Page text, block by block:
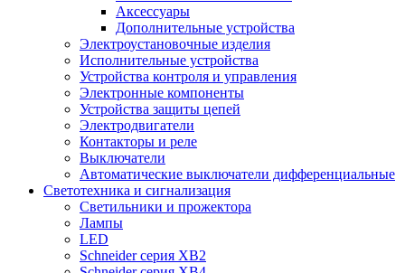
Аксессуары
Дополнительные устройства
Электроустановочные изделия
Исполнительные устройства
Устройства контроля и управления
Электронные компоненты
Устройства защиты цепей
Электродвигатели
Контакторы и реле
Выключатели
Автоматические выключатели дифференциальные
Светотехника и сигнализация
Светильники и прожектора
Лампы
LED
Schneider серия XB2